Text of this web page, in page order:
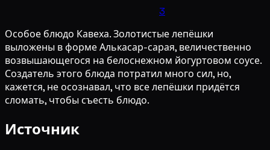
3
Особое блюдо Кавеха. Золотистые лепёшки
выложены в форме Алькасар-сарая, величественно
возвышающегося на белоснежном йогуртовом соусе.
Создатель этого блюда потратил много сил, но,
кажется, не осознавал, что все лепёшки придётся
сломать, чтобы съесть блюдо.
Источник